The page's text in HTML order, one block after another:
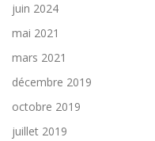
juin 2024
mai 2021
mars 2021
décembre 2019
octobre 2019
juillet 2019